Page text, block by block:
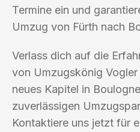
Termine ein und
Umzug von Fürth nach
Verlass dich auf die
von Umzugskönig
neues Kapitel in
zuverlässigen
Kontaktiere uns jetzt für